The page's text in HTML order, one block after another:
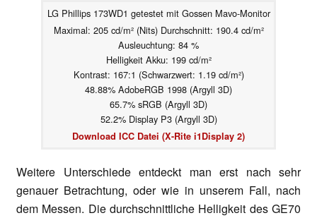
LG Phillips 173WD1 getestet mit Gossen Mavo-Monitor
Maximal: 205 cd/m² (Nits) Durchschnitt: 190.4 cd/m²
Ausleuchtung: 84 %
Helligkeit Akku: 199 cd/m²
Kontrast: 167:1 (Schwarzwert: 1.19 cd/m²)
48.88% AdobeRGB 1998 (Argyll 3D)
65.7% sRGB (Argyll 3D)
52.2% Display P3 (Argyll 3D)
Download ICC Datei (X-Rite i1Display 2)
Weitere Unterschiede entdeckt man erst nach sehr
genauer Betrachtung, oder wie in unserem Fall, nach
dem Messen. Die durchschnittliche Helligkeit des GE70